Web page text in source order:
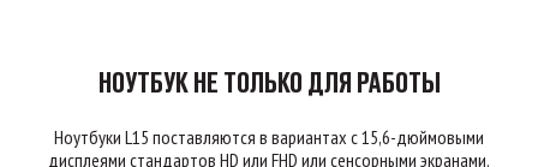
НОУТБУК НЕ ТОЛЬКО ДЛЯ РАБОТЫ
Ноутбуки L15 поставляются в вариантах с 15,6-дюймовыми
дисплеями стандартов HD или FHD или сенсорными экранами.